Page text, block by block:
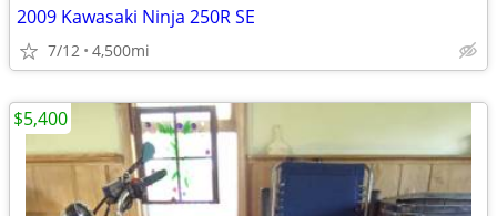
2009 Kawasaki Ninja 250R SE
7/12 4,500mi
$5,400